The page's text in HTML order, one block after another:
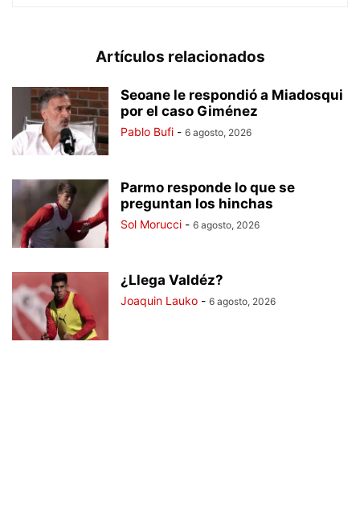
Artículos relacionados
Seoane le respondió a Miadosqui
por el caso Giménez
Pablo Bufi - 6 agosto, 2026
Parmo responde lo que se
preguntan los hinchas
Sol Morucci - 6 agosto, 2026
¿Llega Valdéz?
Joaquin Lauko - 6 agosto, 2026